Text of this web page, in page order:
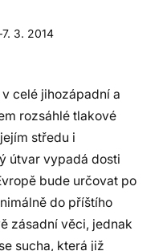
7. 3. 2014
celé jihozápadní a
rozsáhlé tlakové
středu i
útvar vypadá dosti
bude určovat po
do příštího
zásadní věci, jednak
sucha, která již